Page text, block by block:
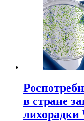
в стране